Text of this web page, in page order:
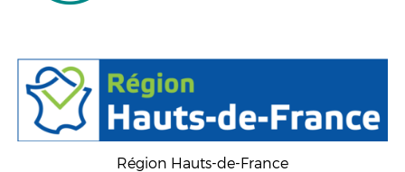
Région Hauts-de-France